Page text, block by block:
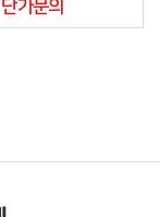
단가문의